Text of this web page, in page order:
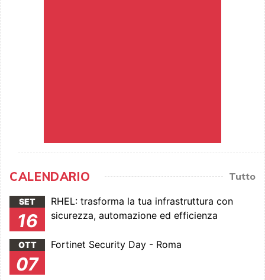
CALENDARIO Tutto
SET
16
RHEL: trasforma la tua infrastruttura con
sicurezza, automazione ed efficienza
OTT
07
Fortinet Security Day - Roma